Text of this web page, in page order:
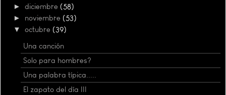
► diciembre (58)
► noviembre (53)
▼ octubre (39)
Una canción
Solo para hombres?
Una palabra típica.....
El zapato del día III